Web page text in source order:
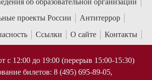
проекты России
Антитеррор
Ссылки О сайте Контакты
с 12:00 до 19:00 (перерыв 15:00-15:30)
билетов: 8 (495) 695-89-05,